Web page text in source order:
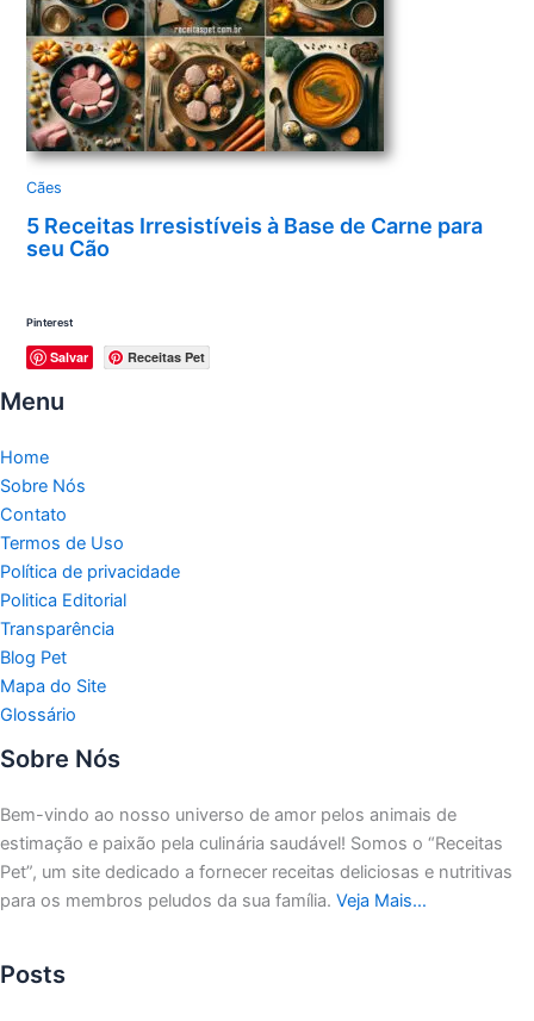
Cães
5 Receitas Irresistíveis à Base de Carne para
seu Cão
Pinterest
Salvar Receitas Pet
Menu
Home
Sobre Nós
Contato
Termos de Uso
Política de privacidade
Politica Editorial
Transparência
Blog Pet
Mapa do Site
Glossário
Sobre Nós
Bem-vindo ao nosso universo de amor pelos animais de
estimação e paixão pela culinária saudável! Somos o “Receitas
Pet”, um site dedicado a fornecer receitas deliciosas e nutritivas
para os membros peludos da sua família. Veja Mais…
Posts